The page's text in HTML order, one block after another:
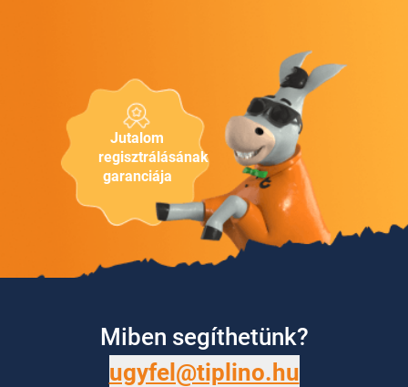
Jutalom
regisztrálásának
garanciája
Miben segíthetünk?
ugyfel@tiplino.hu